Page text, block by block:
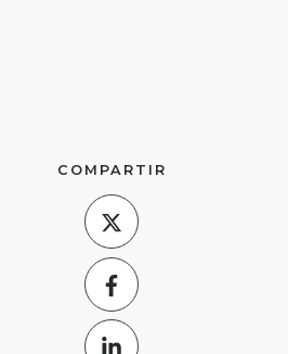
COMPARTIR